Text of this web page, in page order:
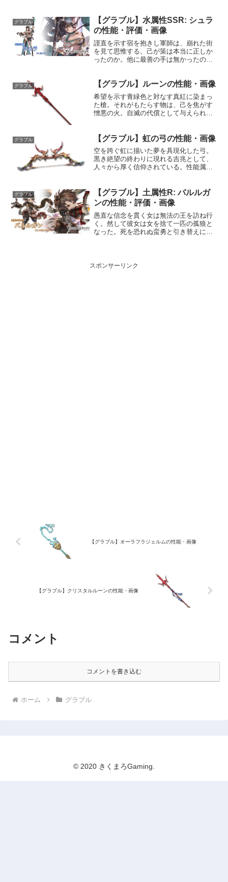
五星封陣敵に火属性4.5倍ダメージ〔減衰
値1,6...
グラブル
【グラブル】水属性SSR: シュラ
の性能・評価・画像
謹直を示す宿を抱きし軍師は、崩れた街
を見て思惟する。己が策は本当に正しか
ったのか。他に最善の手は無かったの
に、厳しい枷を架してただ堅実に、貪欲
に『正』を求める。それが傲...
グラブル 【グラブル】ルーンの性能・画像
希望を示す青緑色と対なす真紅に染まっ
た槍。それがもたらす物は、己を焦がす
憎悪の火。自滅の代償として与えられる
て英雄が倒れ伏した時、槍は昏き部屋へ
グラブル 【グラブル】虹の弓の性能・画像
空を跨ぐ虹に描いた夢を具現化した弓。
黒き絶望の終わりに現れる吉兆として、
人々から厚く信仰されている。性能属性
性5.0倍ダメージ〔減衰値1,685,000ダメ
ージ〕自...
グラブル
【グラブル】土属性R: バルルガ
ンの性能・評価・画像
愚直な信念を貫く女は無法の王を訪ね行
く。然して彼女は女を捨て一匹の孤狼と
なった。死を恐れぬ蛮勇と引き替えに得
ロウの手入れ、釣...
スポンサーリンク
【グラブル】オーラフラジェルムの性能・画像
【グラブル】クリスタルルーンの性能・画像
コメント
コメントを書き込む
ホーム グラブル
© 2020 きくまろGaming.